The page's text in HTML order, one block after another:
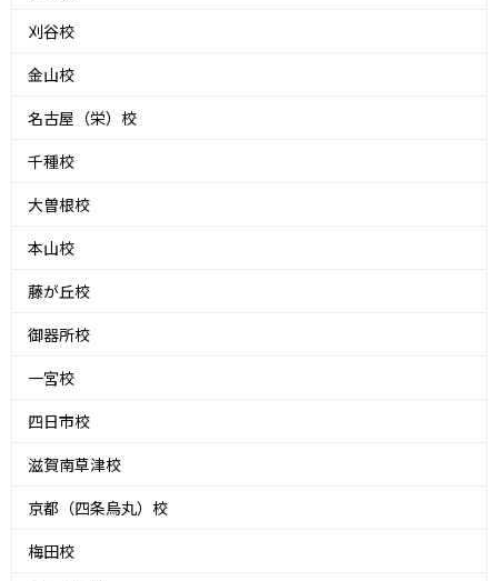
刈谷校
金山校
名古屋（栄）校
千種校
大曽根校
本山校
藤が丘校
御器所校
一宮校
四日市校
滋賀南草津校
京都（四条烏丸）校
梅田校